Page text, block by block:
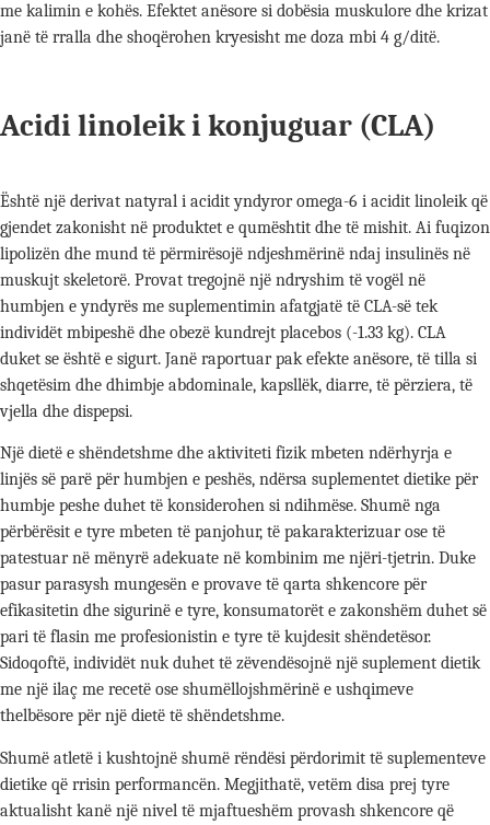
me kalimin e kohës. Efektet anësore si dobësia muskulore dhe krizat
janë të rralla dhe shoqërohen kryesisht me doza mbi 4 g/ditë.
Acidi linoleik i konjuguar (CLA)
Është një derivat natyral i acidit yndyror omega-6 i acidit linoleik që
gjendet zakonisht në produktet e qumështit dhe të mishit. Ai fuqizon
lipolizën dhe mund të përmirësojë ndjeshmërinë ndaj insulinës në
muskujt skeletorë. Provat tregojnë një ndryshim të vogël në
humbjen e yndyrës me suplementimin afatgjatë të CLA-së tek
individët mbipeshë dhe obezë kundrejt placebos (-1.33 kg). CLA
duket se është e sigurt. Janë raportuar pak efekte anësore, të tilla si
shqetësim dhe dhimbje abdominale, kapsllëk, diarre, të përziera, të
vjella dhe dispepsi.
Një dietë e shëndetshme dhe aktiviteti fizik mbeten ndërhyrja e
linjës së parë për humbjen e peshës, ndërsa suplementet dietike për
humbje peshe duhet të konsiderohen si ndihmëse. Shumë nga
përbërësit e tyre mbeten të panjohur, të pakarakterizuar ose të
patestuar në mënyrë adekuate në kombinim me njëri-tjetrin. Duke
pasur parasysh mungesën e provave të qarta shkencore për
efikasitetin dhe sigurinë e tyre, konsumatorët e zakonshëm duhet së
pari të flasin me profesionistin e tyre të kujdesit shëndetësor.
Sidoqoftë, individët nuk duhet të zëvendësojnë një suplement dietik
me një ilaç me recetë ose shumëllojshmërinë e ushqimeve
thelbësore për një dietë të shëndetshme.
Shumë atletë i kushtojnë shumë rëndësi përdorimit të suplementeve
dietike që rrisin performancën. Megjithatë, vetëm disa prej tyre
aktualisht kanë një nivel të mjaftueshëm provash shkencore që